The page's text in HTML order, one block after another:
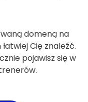
domeną na
Cię znaleźć.
pojawisz się w